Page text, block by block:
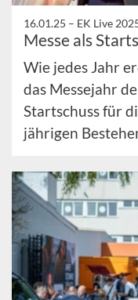
16.01.25 – EK Live
Messe als
Wie jedes Jahr
das Messejahr
Startschuss für
jährigen